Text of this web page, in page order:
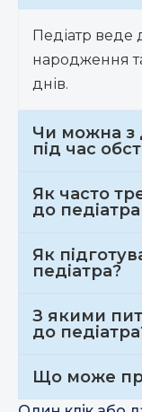
Педіатр веде
народження
днів.
Чи можна з
під час
Як часто
до
Як
педіатра?
З якими
до
Що може